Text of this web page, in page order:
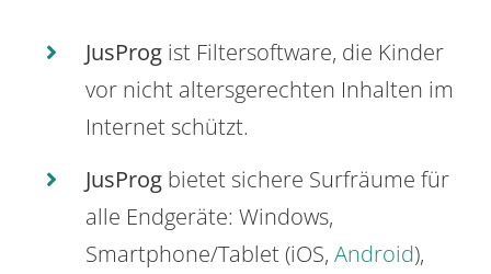
JusProg ist Filtersoftware, die Kinder
vor nicht altersgerechten Inhalten im
Internet schützt.
JusProg bietet sichere Surfräume für
alle Endgeräte: Windows,
Smartphone/Tablet (iOS, Android),